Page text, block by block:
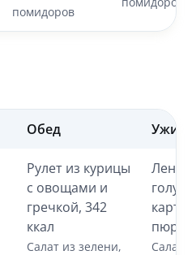
помидоров
Обед Ужин
Рулет из курицы
с овощами и
гречкой, 342
ккал
Салат из зелени,
пюре,
Салат